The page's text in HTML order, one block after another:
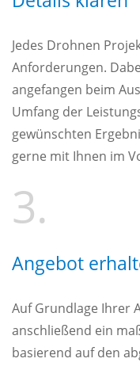
Jedes Drohnen
Anforderungen.
angefangen beim
Umfang der
gewünschten
gerne mit Ihnen im
3.
Angebot
Auf Grundlage Ihrer
anschließend ein
basierend auf den